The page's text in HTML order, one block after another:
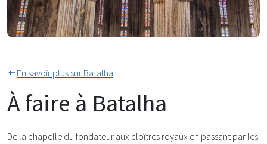
monastère de Batalha
En savoir plus sur Batalha
À faire à Batalha
De la chapelle du fondateur aux cloîtres royaux en passant par les